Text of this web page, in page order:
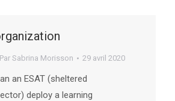
Par Sabrina Morisson 29 avril 2020
an ESAT (sheltered
deploy a learning